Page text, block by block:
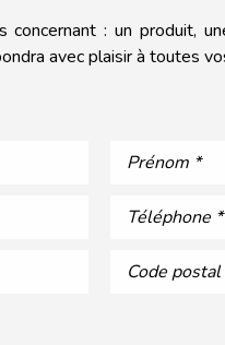
concernant : un produit,
avec plaisir à toutes